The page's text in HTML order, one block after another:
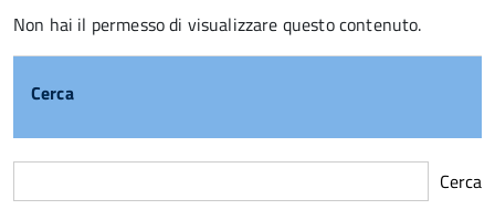
Non hai il permesso di visualizzare questo contenuto.
Cerca
Cerca